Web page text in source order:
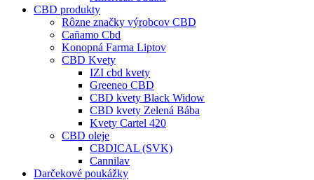
CBD produkty
Rôzne značky výrobcov CBD
Cañamo Cbd
Konopná Farma Liptov
CBD Kvety
IZI cbd kvety
Greeneo CBD
CBD kvety Black Widow
CBD kvety Zelená Bába
Kvety Cartel 420
CBD oleje
CBDICAL (SVK)
Cannilav
Darčekové poukážky